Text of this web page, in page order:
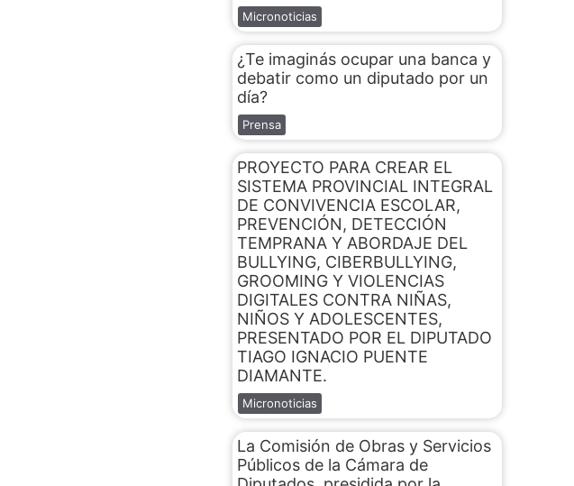
Micronoticias
¿Te imaginás ocupar una banca y
debatir como un diputado por un
día?
Prensa
PROYECTO PARA CREAR EL
SISTEMA PROVINCIAL INTEGRAL
DE CONVIVENCIA ESCOLAR,
PREVENCIÓN, DETECCIÓN
TEMPRANA Y ABORDAJE DEL
BULLYING, CIBERBULLYING,
GROOMING Y VIOLENCIAS
DIGITALES CONTRA NIÑAS,
NIÑOS Y ADOLESCENTES,
PRESENTADO POR EL DIPUTADO
TIAGO IGNACIO PUENTE
DIAMANTE.
Micronoticias
La Comisión de Obras y Servicios
Públicos de la Cámara de